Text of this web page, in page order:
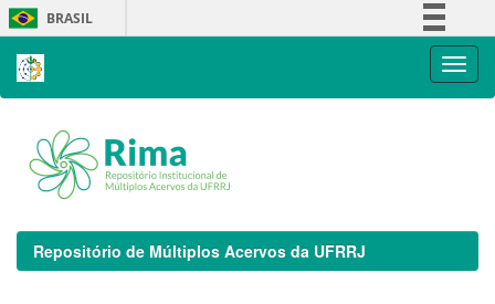
Skip
navigation
BRASIL
Repositório de Múltiplos Acervos da UFRRJ